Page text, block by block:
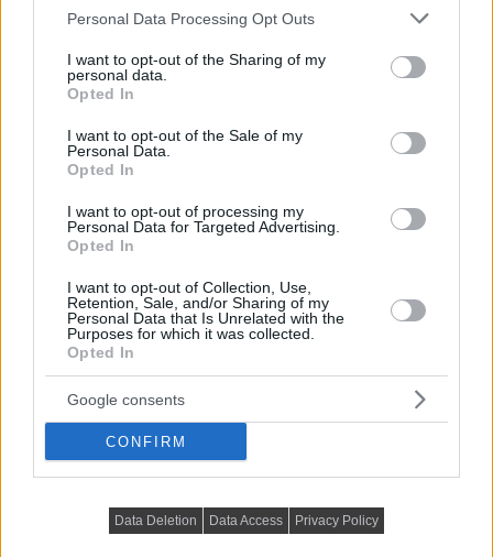
Please note that this website/app uses one or more Google
not limited to your visit or usage behaviour. You may click to
grant or deny consent to Google and its third-party tags to
use your data for below specified purposes in below Google
consent section.
Personal Data Processing Opt Outs
I want to opt-out of the Sharing of my
personal data.
Opted In
I want to opt-out of the Sale of my
Personal Data.
Opted In
I want to opt-out of processing my
Personal Data for Targeted Advertising.
Opted In
I want to opt-out of Collection, Use,
Retention, Sale, and/or Sharing of my
Personal Data that Is Unrelated with the
Purposes for which it was collected.
Opted In
Google consents
CONFIRM
Data Deletion Data Access Privacy Policy
megbízásából rendezte be a tervező, a tulajdonos
TOVÁBBIAK BETÖLTÉSE
Praktikus lakberendezési ötletek